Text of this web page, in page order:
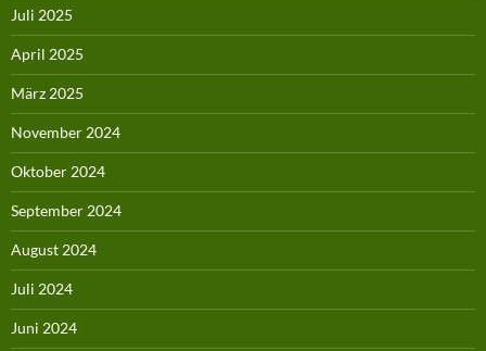
Juli 2025
April 2025
März 2025
November 2024
Oktober 2024
September 2024
August 2024
Juli 2024
Juni 2024